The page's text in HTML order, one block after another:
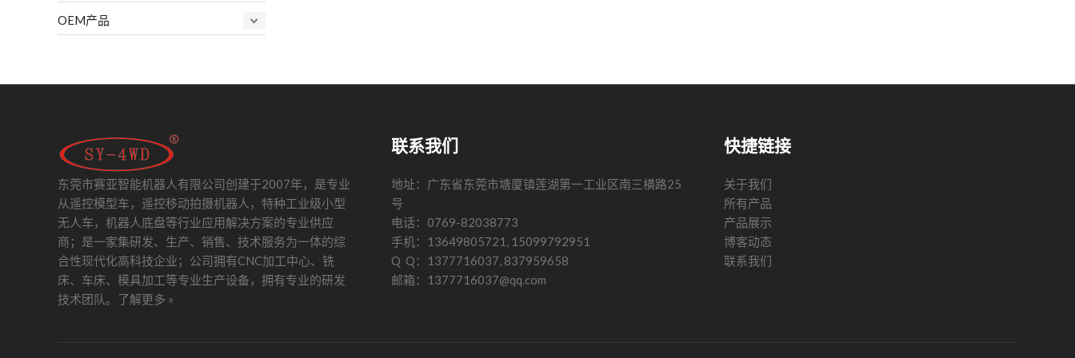
OEM产品
东莞市赛亚智能机器人有限公司创建于2007年，是专业
从遥控模型车，遥控移动拍摄机器人，特种工业级小型
无人车，机器人底盘等行业应用解决方案的专业供应
商；是一家集研发、生产、销售、技术服务为一体的综
合性现代化高科技企业；公司拥有CNC加工中心、铣
床、车床、模具加工等专业生产设备，拥有专业的研发
技术团队。 了解更多 »
联系我们
地址：广东省东莞市塘厦镇莲湖第一工业区南三横路25
号
电话：0769-82038773
手机：13649805721, 15099792951
Q Q：1377716037, 837959658
邮箱：1377716037@qq.com
快捷链接
关于我们
所有产品
产品展示
博客动态
联系我们